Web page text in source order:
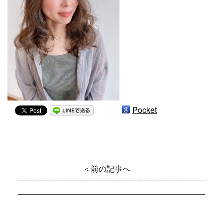
Pocket
＜前の記事へ